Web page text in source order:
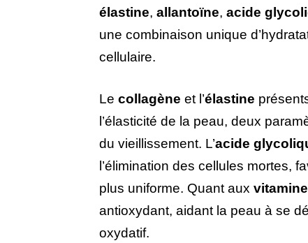
élastine, allantoïne, acide
une combinaison unique
cellulaire.
Le collagène et l’élastine
l’élasticité de la peau, deux
du vieillissement. L’acide
l’élimination des cellules mortes,
plus uniforme. Quant aux
antioxydant, aidant la peau à se
oxydatif.